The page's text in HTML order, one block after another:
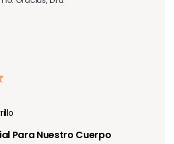
Para Nuestro Cuerpo